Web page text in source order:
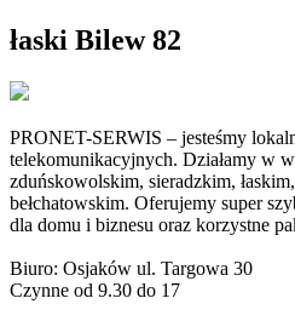
łaski Bilew 82
PRONET-SERWIS – jesteśmy
telekomunikacyjnych. Działamy w
zduńskowolskim, sieradzkim,
bełchatowskim. Oferujemy super
dla domu i biznesu oraz korzystne
Biuro: Osjaków ul. Targowa 30
Czynne od 9.30 do 17